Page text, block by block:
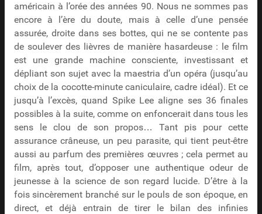
américain à l’orée des années 90. Nous ne sommes pas
encore à l’ère du doute, mais à celle d’une pensée
assurée, droite dans ses bottes, qui ne se contente pas
de soulever des lièvres de manière hasardeuse : le film
est une grande machine consciente, investissant et
dépliant son sujet avec la maestria d’un opéra (jusqu’au
choix de la cocotte-minute caniculaire, cadre idéal). Et ce
jusqu’à l’excès, quand Spike Lee aligne ses 36 finales
possibles à la suite, comme on enfoncerait dans tous les
sens le clou de son propos… Tant pis pour cette
assurance crâneuse, un peu parasite, qui tient peut-être
aussi au parfum des premières œuvres ; cela permet au
film, après tout, d’opposer une authentique odeur de
jeunesse à la science de son regard lucide. D’être à la
fois sincèrement branché sur le pouls de son époque, en
direct, et déjà entrain de tirer le bilan des infinies